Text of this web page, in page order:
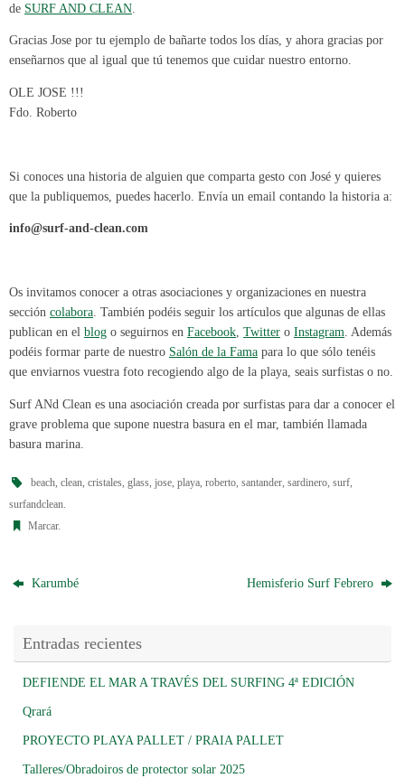
de SURF AND CLEAN
Gracias Jose por tu ejemplo de bañarte todos los días, y ahora gracias por
enseñarnos que al igual que tú tenemos que cuidar nuestro entorno.
OLE JOSE !!!
Fdo. Roberto
Si conoces una historia de alguien que comparta gesto con José y quieres
que la publiquemos, puedes hacerlo. Envía un email contando la historia a:
info@surf-and-clean.com
Os invitamos conocer a otras asociaciones y organizaciones en nuestra
sección colabora. También podéis seguir los artículos que algunas de ellas
publican en el blog o seguirnos en Facebook, Twitter o Instagram. Además
podéis formar parte de nuestro Salón de la Fama para lo que sólo tenéis
que enviarnos vuestra foto recogiendo algo de la playa, seais surfistas o no.
Surf ANd Clean es una asociación creada por surfistas para dar a conocer el
grave problema que supone nuestra basura en el mar, también llamada
basura marina.
beach, clean, cristales, glass, jose, playa, roberto, santander, sardinero, surf,
surfandclean.
Marcar.
Karumbé Hemisferio Surf Febrero
Entradas recientes
DEFIENDE EL MAR A TRAVÉS DEL SURFING 4ª EDICIÓN
Qrará
PROYECTO PLAYA PALLET / PRAIA PALLET
Talleres/Obradoiros de protector solar 2025